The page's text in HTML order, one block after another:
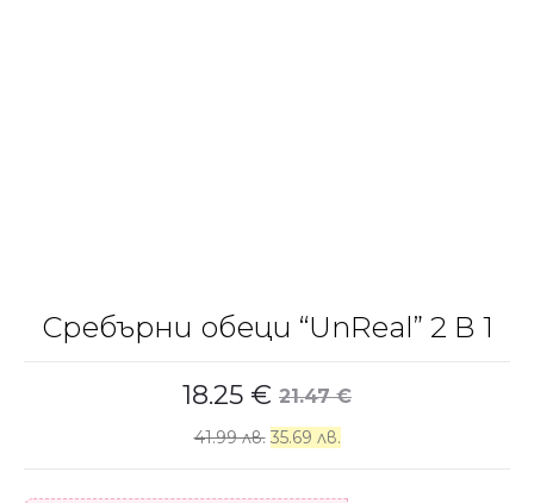
Сребърни обеци “UnReal” 2 В 1
21.47€
18.25 €
41.99 лв. 35.69 лв.